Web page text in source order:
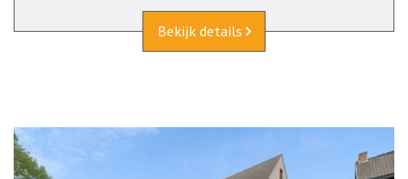
Bekijk details